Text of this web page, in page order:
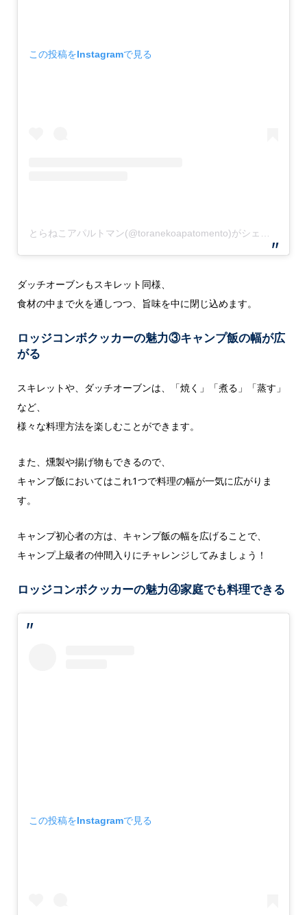
この投稿をInstagramで見る
ダッチオーブンもスキレット同様、
食材の中まで火を通しつつ、旨味を中に閉じ込めます。
ロッジコンボクッカーの魅力③キャンプ飯の幅が広
がる
スキレットや、ダッチオーブンは、「焼く」「煮る」「蒸す」
など、
様々な料理方法を楽しむことができます。
また、燻製や揚げ物もできるので、
キャンプ飯においてはこれ1つで料理の幅が一気に広がりま
す。
キャンプ初心者の方は、キャンプ飯の幅を広げることで、
キャンプ上級者の仲間入りにチャレンジしてみましょう！
ロッジコンボクッカーの魅力④家庭でも料理できる
この投稿をInstagramで見る